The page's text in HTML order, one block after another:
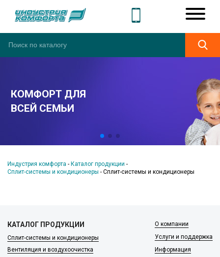
ДЛЯ
СЕМЬИ
Индустрия комфорта - Каталог продукции -
Сплит-системы и кондиционеры - Сплит-системы и кондиционеры
КАТАЛОГ ПРОДУКЦИИ
Сплит-системы и кондиционеры
Вентиляция и воздухоочистка
О компании
Услуги и поддержка
Информация